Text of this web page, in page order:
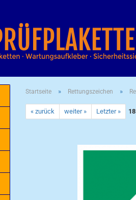
Startseite » Rettungszeichen »
« zurück weiter » Letzter » 18